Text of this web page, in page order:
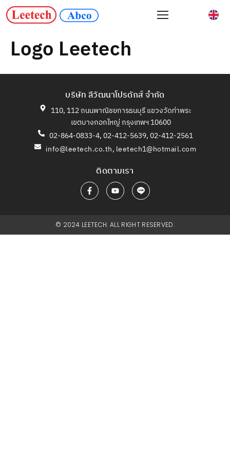
Logo Leetech
บริษัท ลีวัฒนาโปรดักส์ จำกัด
110, 112 ถนนพาณิชยการธนบุรี แขวงวัดท่าพระ
เขตบางกอกใหญ่ กรุงเทพฯ 10600
02-864-0833-4, 02-412-5639, 02-412-2561
info@leetech.co.th, leetech1@hotmail.com
ติดตามเรา
© 2024 LEETECH. ALL RIGHT RESERVED.